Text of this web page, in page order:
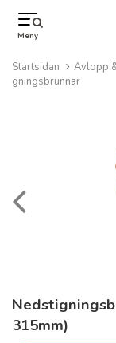
Meny
Startsidan Avlopp
gningsbrunnar
315mm)